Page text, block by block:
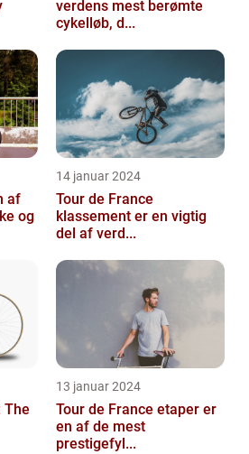
verdens mest berømte
cykelløb, d...
af
og
14 januar 2024
Tour de France
klassement er en vigtig
del af verd...
The
13 januar 2024
Tour de France etaper er
en af de mest
prestigefyl...